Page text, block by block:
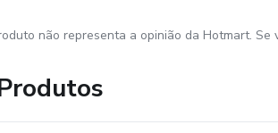
não representa a opinião da Hotmart. Se